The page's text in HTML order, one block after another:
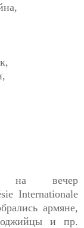
на вечер
Internationale
армяне,
и пр.